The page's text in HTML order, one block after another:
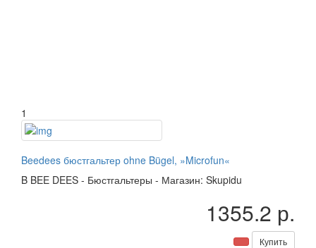
1
Beedees бюстгальтер ohne Bügel, »Microfun«
B BEE DEES - Бюстгальтеры - Магазин: Skupidu
1355.2 р.
Купить